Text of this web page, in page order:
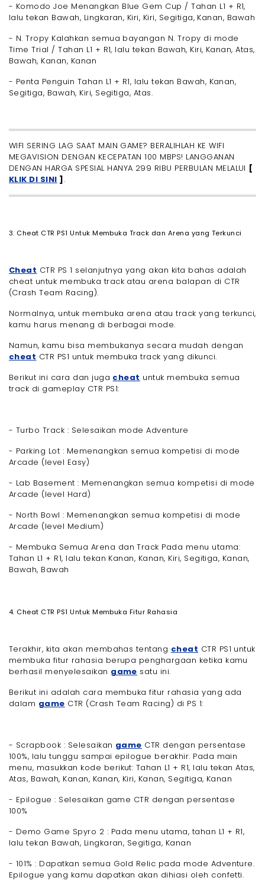
- Komodo Joe Menangkan Blue Gem Cup / Tahan L1 + R1,
lalu tekan Bawah, Lingkaran, Kiri, Kiri, Segitiga, Kanan, Bawah
- N. Tropy Kalahkan semua bayangan N. Tropy di mode
Time Trial / Tahan L1 + R1, lalu tekan Bawah, Kiri, Kanan, Atas,
Bawah, Kanan, Kanan
- Penta Penguin Tahan L1 + R1, lalu tekan Bawah, Kanan,
Segitiga, Bawah, Kiri, Segitiga, Atas.
WIFI SERING LAG SAAT MAIN GAME? BERALIHLAH KE WIFI
MEGAVISION DENGAN KECEPATAN 100 MBPS! LANGGANAN
DENGAN HARGA SPESIAL HANYA 299 RIBU PERBULAN MELALUI [
KLIK DI SINI ].
3. Cheat CTR PS1 Untuk Membuka Track dan Arena yang Terkunci
Cheat CTR PS 1 selanjutnya yang akan kita bahas adalah
cheat untuk membuka track atau arena balapan di CTR
(Crash Team Racing).
Normalnya, untuk membuka arena atau track yang terkunci,
kamu harus menang di berbagai mode.
Namun, kamu bisa membukanya secara mudah dengan
cheat CTR PS1 untuk membuka track yang dikunci.
Berikut ini cara dan juga cheat untuk membuka semua
track di gameplay CTR PS1:
- Turbo Track : Selesaikan mode Adventure
- Parking Lot : Memenangkan semua kompetisi di mode
Arcade (level Easy)
- Lab Basement : Memenangkan semua kompetisi di mode
Arcade (level Hard)
- North Bowl : Memenangkan semua kompetisi di mode
Arcade (level Medium)
- Membuka Semua Arena dan Track Pada menu utama:
Tahan L1 + R1, lalu tekan Kanan, Kanan, Kiri, Segitiga, Kanan,
Bawah, Bawah
4. Cheat CTR PS1 Untuk Membuka Fitur Rahasia
Terakhir, kita akan membahas tentang cheat CTR PS1 untuk
membuka fitur rahasia berupa penghargaan ketika kamu
berhasil menyelesaikan game satu ini.
Berikut ini adalah cara membuka fitur rahasia yang ada
dalam game CTR (Crash Team Racing) di PS 1:
- Scrapbook : Selesaikan game CTR dengan persentase
100%, lalu tunggu sampai epilogue berakhir. Pada main
menu, masukkan kode berikut: Tahan L1 + R1, lalu tekan Atas,
Atas, Bawah, Kanan, Kanan, Kiri, Kanan, Segitiga, Kanan
- Epilogue : Selesaikan game CTR dengan persentase
100%
- Demo Game Spyro 2 : Pada menu utama, tahan L1 + R1,
lalu tekan Bawah, Lingkaran, Segitiga, Kanan
- 101% : Dapatkan semua Gold Relic pada mode Adventure.
Epilogue yang kamu dapatkan akan dihiasi oleh confetti.